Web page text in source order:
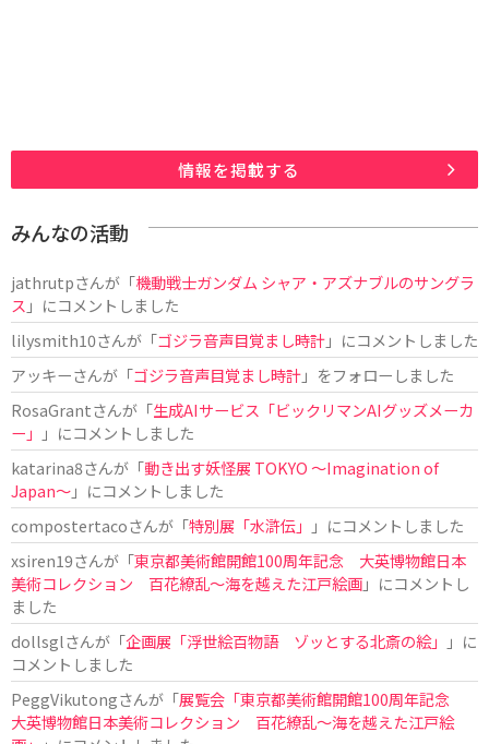
情報を掲載する
みんなの活動
jathrutpさんが「機動戦士ガンダム シャア・アズナブルのサングラ
ス 」にコメントしました
lilysmith10さんが「ゴジラ音声目覚まし時計」にコメントしました
アッキーさんが「ゴジラ音声目覚まし時計」をフォローしました
RosaGrantさんが「生成AIサービス「ビックリマンAIグッズメーカ
ー」
」にコメントしました
katarina8さんが「動き出す妖怪展 TOKYO 〜Imagination of
Japan〜」にコメントしました
compostertacoさんが「特別展「水滸伝」
」にコメントしました
xsiren19さんが「東京都美術館開館100周年記念 大英博物館日本
美術コレクション 百花繚乱～海を越えた江戸絵画」にコメントし
ました
dollsglさんが「企画展「浮世絵百物語 ゾッとする北斎の絵」
」に
コメントしました
PeggVikutongさんが「展覧会「東京都美術館開館100周年記念
大英博物館日本美術コレクション 百花繚乱〜海を越えた江戸絵